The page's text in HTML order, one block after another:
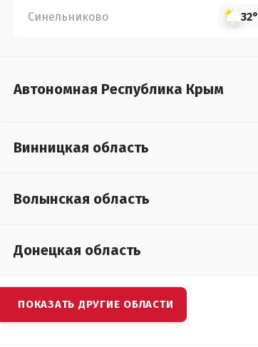
Синельниково 32°
Автономная Республика Крым
Винницкая область
Волынская область
Донецкая область
ПОКАЗАТЬ ДРУГИЕ ОБЛАСТИ